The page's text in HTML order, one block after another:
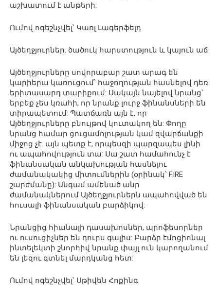
աշխատում է անթերի:
Ումով ոգեշնչվել՝ Կառլ Լագերֆելդ
Այծեղջյուրներ. ծածուկ հարստություն և կայուն աճ
Այծեղջյուրները սովորաբար շատ արագ են
կարիերա կառուցում՝ հաջողության հասնելով դեռ
երիտասարդ տարիքում: Սակայն նայելով նրանց՝
երբեք չես կռահի, որ նրանք լուրջ ֆինանսների են
տիրապետում: Պատճառն այն է, որ
Այծեղջյուրները բնույթով կուտակող են: Փողը
նրանց համար ցուցամոլության կամ զվարճանքի
միջոց չէ. այն պետք է, որպեսզի պարզապես լինի
ու ապահովություն տա: Սա շատ համահունչ է
ֆինանսական անկախության հասնելու
ժամանակակից միտումներին (օրինակ՝ FIRE
շարժմանը): Անգամ ամենած անր
ժամանակներում Այծեղջյուրներն ապահովված են
հուսալի ֆինանսական բարձիկով:
Նրանցից հիանալի դասախոսներ, պրոֆեսորներ
ու ուսուցիչներ են դուրս գալիս: Բարձր էմոցիոնալ
ինտելեկտի շնորհիվ նրանք փայլ ուն կարողանում
են լեզու գտնել մարդկանց հետ:
Ումով ոգեշնչվել՝ Սթիվեն Հոքինգ